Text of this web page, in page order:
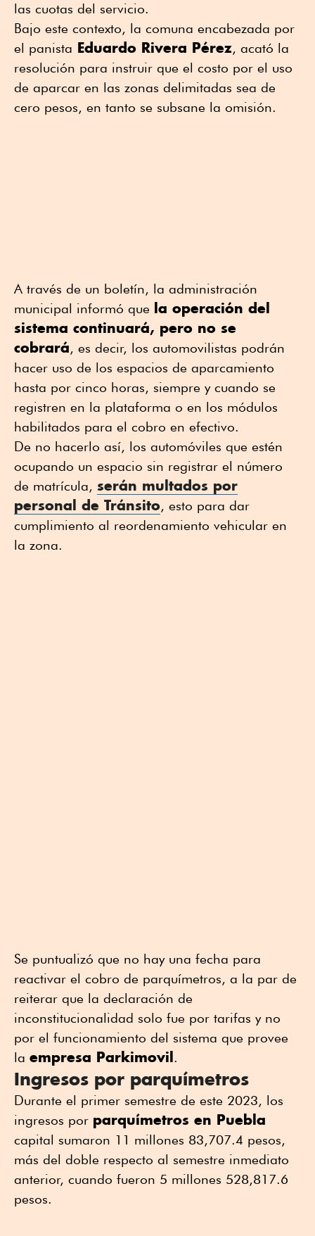
las cuotas del servicio.
Bajo este contexto, la comuna encabezada por
el panista Eduardo Rivera Pérez, acató la
resolución para instruir que el costo por el uso
de aparcar en las zonas delimitadas sea de
cero pesos, en tanto se subsane la omisión.
A través de un boletín, la administración
municipal informó que la operación del
sistema continuará, pero no se
cobrará, es decir, los automovilistas podrán
hacer uso de los espacios de aparcamiento
hasta por cinco horas, siempre y cuando se
registren en la plataforma o en los módulos
habilitados para el cobro en efectivo.
De no hacerlo así, los automóviles que estén
ocupando un espacio sin registrar el número
de matrícula, serán multados por
personal de Tránsito, esto para dar
cumplimiento al reordenamiento vehicular en
la zona.
Se puntualizó que no hay una fecha para
reactivar el cobro de parquímetros, a la par de
reiterar que la declaración de
inconstitucionalidad solo fue por tarifas y no
por el funcionamiento del sistema que provee
la empresa Parkimovil.
Ingresos por parquímetros
Durante el primer semestre de este 2023, los
ingresos por parquímetros en Puebla
capital sumaron 11 millones 83,707.4 pesos,
más del doble respecto al semestre inmediato
anterior, cuando fueron 5 millones 528,817.6
pesos.